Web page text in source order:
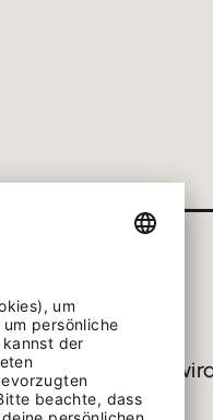
ein Betrieb